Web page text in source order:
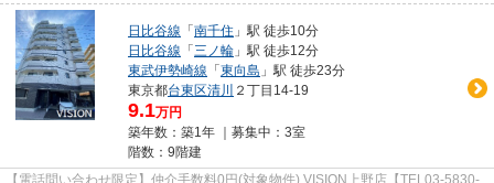
日比谷線 「南千住 」駅 徒歩10分
日比谷線 「三ノ輪 」駅 徒歩12分
東武伊勢崎線 「東向島 」駅 徒歩23分
東京都台東区清川 ２丁目14-19
9.1万円
築年数：築1年 ｜募集中： 3室
階数：9階建
【電話問い合わせ限定】仲介手数料0円(対象物件) VISION上野店【TEL03-5830-